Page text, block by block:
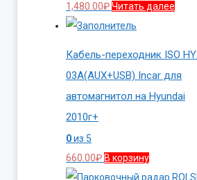
1,480.00₽Читать далее
Кабель-переходник ISO
03A(AUX+USB) Incar для
автомагнитол на Hyundai
2010г+
0из 5
660.00₽ В корзину